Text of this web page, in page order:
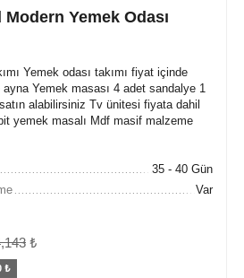
Yemek Odası
Yemek odası takımı fiyat içinde
Yemek masası 4 adet sandalye 1
alabilirsiniz Tv ünitesi fiyata dahil
yemek masalı Mdf masif malzeme
35 - 40 Gün
Var
₺
₺